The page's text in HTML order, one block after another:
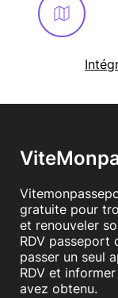
gratuite pour
et renouveler
RDV passeport
passer un seul
RDV et
avez obtenu.